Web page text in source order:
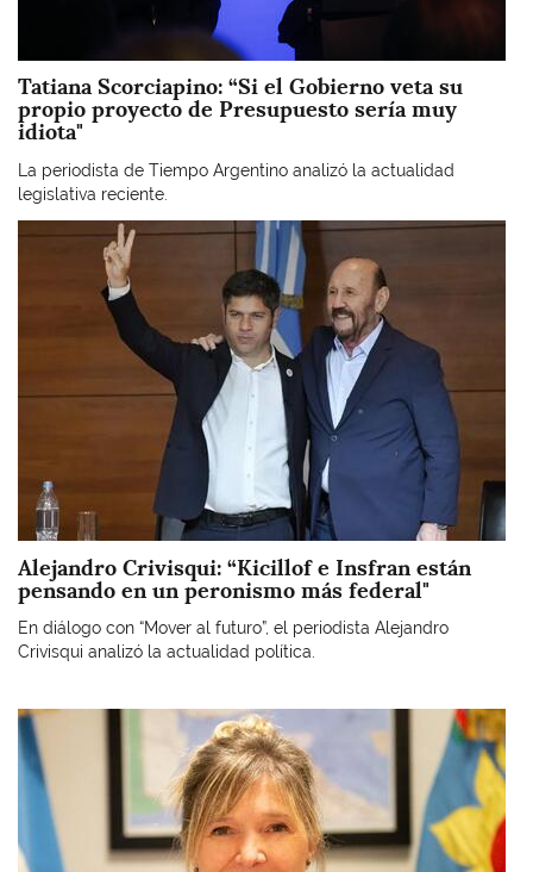
Tatiana Scorciapino: “Si el Gobierno veta su
propio proyecto de Presupuesto sería muy
idiota"
La periodista de Tiempo Argentino analizó la actualidad
legislativa reciente.
Alejandro Crivisqui: “Kicillof e Insfran están
pensando en un peronismo más federal"
En diálogo con “Mover al futuro”, el periodista Alejandro
Crivisqui analizó la actualidad política.
Imagen